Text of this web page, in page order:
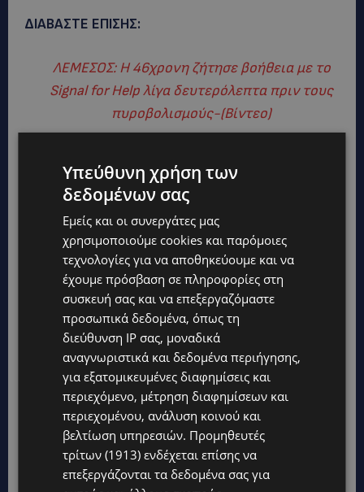
ΔΙΑΒΑΣΤΕ ΕΠΙΣΗΣ:
ΛΕΜΕΣΟΣ: Η 46χρονη ζήτησε βοήθεια με το
Signal for Help λίγα δευτερόλεπτα πριν τους
πυροβολισμούς-(Βίντεο)
@LARNAKA CYPRUS TOP TOP NICOSIA
Υπεύθυνη χρήση των
δεδομένων σας
Εμείς και οι συνεργάτες μας
χρησιμοποιούμε cookies και παρόμοιες
τεχνολογίες για να αποθηκεύουμε και να
έχουμε πρόσβαση σε πληροφορίες στη
συσκευή σας και να επεξεργαζόμαστε
προσωπικά δεδομένα, όπως τη
διεύθυνση IP σας, μοναδικά
αναγνωριστικά και δεδομένα περιήγησης,
για εξατομικευμένες διαφημίσεις και
περιεχόμενο, μέτρηση διαφημίσεων και
περιεχομένου, ανάλυση κοινού και
βελτίωση υπηρεσιών. Προμηθευτές
τρίτων (1913) ενδέχεται επίσης να
επεξεργάζονται τα δεδομένα σας για